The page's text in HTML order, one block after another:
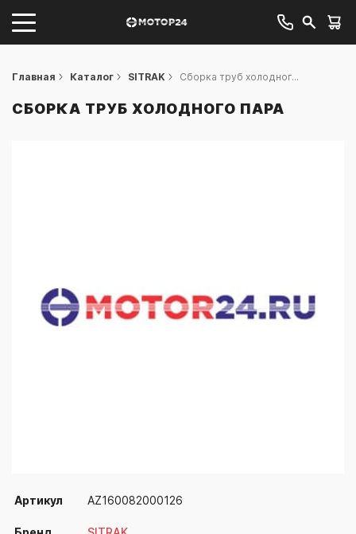
Главная Каталог SITRAK Сборка труб холодног...
СБОРКА ТРУБ ХОЛОДНОГО ПАРА
Артикул AZ160082000126